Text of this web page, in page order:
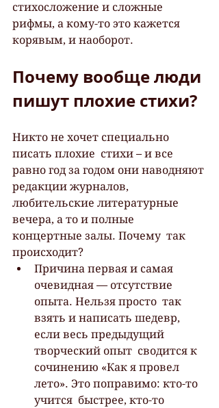
стихосложение и сложные
рифмы, а кому-то это кажется
корявым, и наоборот.
Почему вообще люди
пишут плохие стихи?
Никто не хочет специально
писать плохие  стихи – и все
равно год за годом они наводняют
редакции журналов,
любительские литературные
вечера, а то и полные
концертные залы. Почему  так
происходит?
Причина первая и самая
очевидная — отсутствие
опыта. Нельзя просто  так
взять и написать шедевр,
если весь предыдущий
творческий опыт  сводится к
сочинению «Как я провел
лето». Это поправимо: кто-то
учится  быстрее, кто-то